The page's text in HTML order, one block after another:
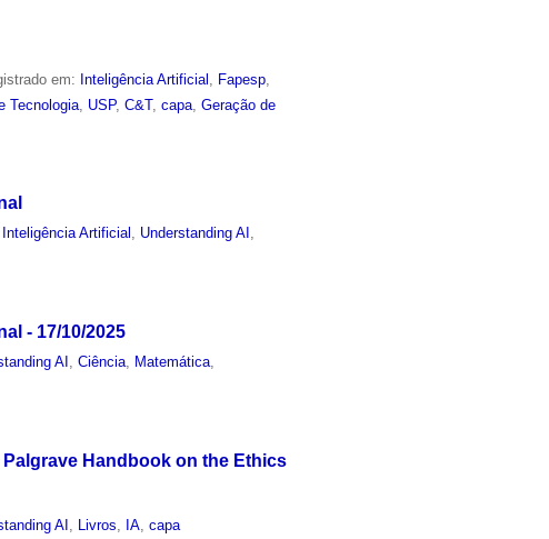
em: Inteligência Artificial Fapesp
Tecnologia USP,C&T,capa ,Geração de
Inteligência Artificial , Understanding AI ,
- 17/10/2025
AI ,Ciência, Matemática,
Handbook on the Ethics
AI Livros IA ,capa